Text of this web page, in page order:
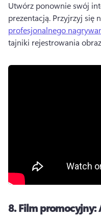
Utwórz ponownie swój
prezentacją. Przyjrzyj się
profesjonalnego
tajniki rejestrowania
8.Film promocyjny: